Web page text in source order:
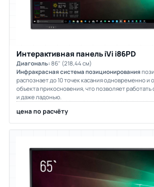
Интерактивная панель iVi i86PD
Диагональ: 86" (218,44 см)
Инфракрасная система позиционирования
распознает до 10 точек касания одновременно
объекта прикосновения, что позволяет
и даже ладонью.
цена по расчёту